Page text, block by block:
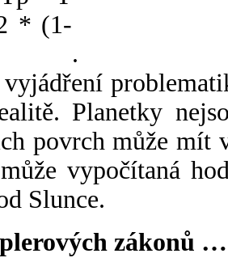
.
Planetky
povrch může mít
vypočítaná
Slunce.
zákonů …